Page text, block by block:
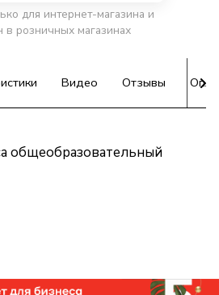
для интернет-магазина и
в розничных магазинах
Видео Отзывы
общеобразовательный